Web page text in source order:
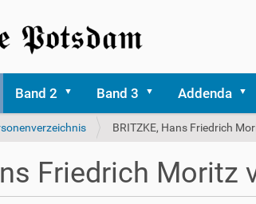
Band 2 Band 3 Addenda
BRITZKE, Hans Friedrich
Friedrich Moritz